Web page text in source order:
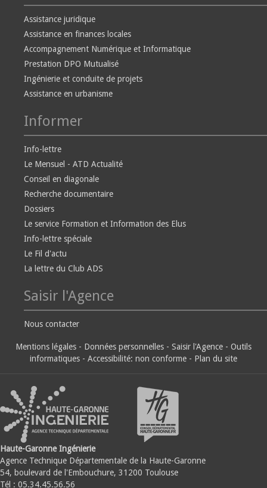
Assistance juridique
Assistance en finances locales
Accompagnement Numérique et Informatique
Prestation DPO Mutualisé
Ingénierie et conduite de projets
Assistance en urbanisme
Informer
Info-lettre
Le Mensuel - ATD Actualité
Conseil en diagonale
Recherche documentaire
Dossiers
Le service Formation et Information des Elus
Info-lettre spéciale
Le Fil d'actu
La lettre du Club ADS
Saisir l'Agence
Nous contacter
Mentions légales - Données personnelles - Saisir l'Agence - Outils
informatiques - Accessibilité: non conforme - Plan du site
Haute-Garonne Ingénierie
Agence Technique Départementale de la Haute-Garonne
54, boulevard de l'Embouchure, 31200 Toulouse
Tél : 05.34.45.56.56